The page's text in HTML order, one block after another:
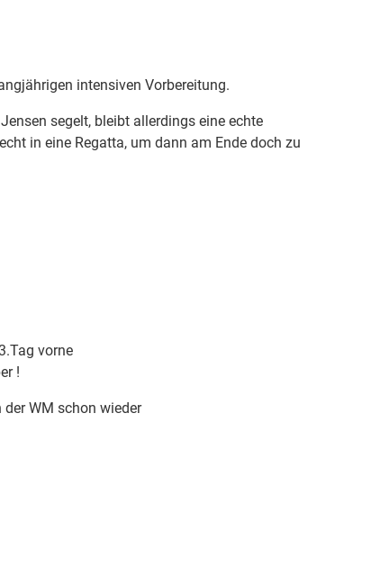
intensiven Vorbereitung.
segelt, bleibt allerdings eine echte
in eine Regatta, um dann am Ende doch zu
vorne
!
WM schon wieder